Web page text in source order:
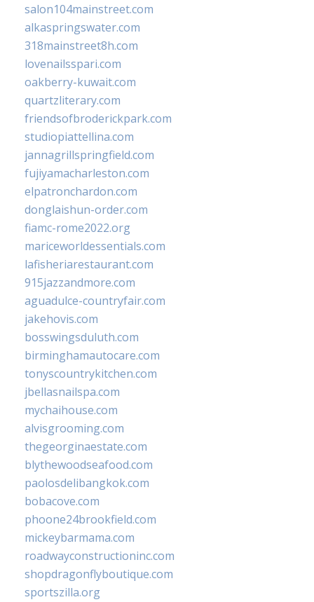
salon104mainstreet.com
alkaspringswater.com
318mainstreet8h.com
lovenailsspari.com
oakberry-kuwait.com
quartzliterary.com
friendsofbroderickpark.com
studiopiattellina.com
jannagrillspringfield.com
fujiyamacharleston.com
elpatronchardon.com
donglaishun-order.com
fiamc-rome2022.org
mariceworldessentials.com
lafisheriarestaurant.com
915jazzandmore.com
aguadulce-countryfair.com
jakehovis.com
bosswingsduluth.com
birminghamautocare.com
tonyscountrykitchen.com
jbellasnailspa.com
mychaihouse.com
alvisgrooming.com
thegeorginaestate.com
blythewoodseafood.com
paolosdelibangkok.com
bobacove.com
phoone24brookfield.com
mickeybarmama.com
roadwayconstructioninc.com
shopdragonflyboutique.com
sportszilla.org